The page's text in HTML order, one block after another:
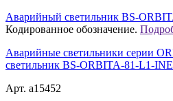
Аварийный светильник BS-
Кодированное обозначение.
Аварийные светильники серии
светильник BS-ORBITA-81-L1-
Арт. a15452